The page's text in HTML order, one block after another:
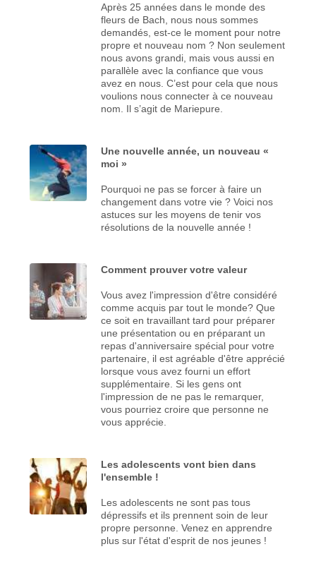
Après 25 années dans le monde des
fleurs de Bach, nous nous sommes
demandés, est-ce le moment pour notre
propre et nouveau nom ? Non seulement
nous avons grandi, mais vous aussi en
parallèle avec la confiance que vous
avez en nous. C’est pour cela que nous
voulions nous connecter à ce nouveau
nom. Il s’agit de Mariepure.
Une nouvelle année, un nouveau «
moi »
Pourquoi ne pas se forcer à faire un
changement dans votre vie ? Voici nos
astuces sur les moyens de tenir vos
résolutions de la nouvelle année !
Comment prouver votre valeur
Vous avez l'impression d'être considéré
comme acquis par tout le monde? Que
ce soit en travaillant tard pour préparer
une présentation ou en préparant un
repas d'anniversaire spécial pour votre
partenaire, il est agréable d'être apprécié
lorsque vous avez fourni un effort
supplémentaire. Si les gens ont
l'impression de ne pas le remarquer,
vous pourriez croire que personne ne
vous apprécie.
Les adolescents vont bien dans
l'ensemble !
Les adolescents ne sont pas tous
dépressifs et ils prennent soin de leur
propre personne. Venez en apprendre
plus sur l'état d'esprit de nos jeunes !